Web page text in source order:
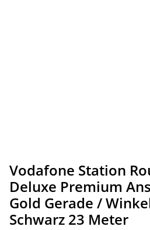
Vodafone Station
Deluxe Premium
Gold Gerade /
Schwarz 23 Meter